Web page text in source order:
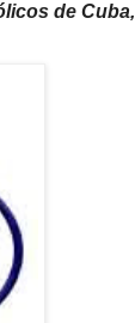
de Cuba,